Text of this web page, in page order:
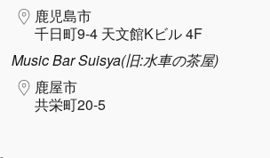
鹿児島市
千日町9-4 天文館Kビル 4F
Music Bar Suisya(旧:水車の茶屋)
鹿屋市
共栄町20-5